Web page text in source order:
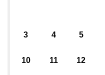
3 4 5
10 11 12